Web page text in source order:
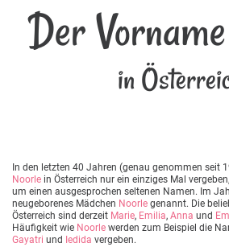
Der
in
In den letzten 40 Jahren (genau genommen seit
Noorle in Österreich nur ein einziges Mal
um einen ausgesprochen seltenen Namen. Im
neugeborenes Mädchen Noorle genannt. Die
Österreich sind derzeit Marie, Emilia, Anna und
Häufigkeit wie Noorle werden zum Beispiel die
Gayatri und Iedida vergeben.